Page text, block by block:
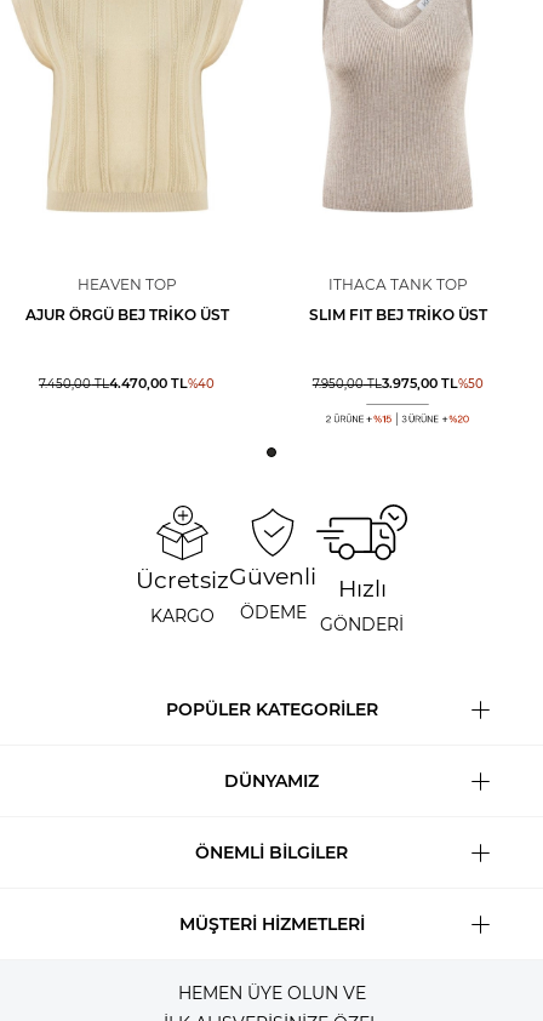
HEAVEN TOP
AJUR ÖRGÜ BEJ TRIKO ÜST
7.450,00TL4.470,00 TL%40
ITHACA TANK TOP
SLIM FIT BEJ TRIKO ÜST
7.950,00TL3.975,00TL%50
Ücretsiz
KARGO
Güvenli
ÖDEME
Hızlı
GÖNDERİ
POPÜLER KATEGORİLER
DÜNYAMIZ
ÖNEMLİ BİLGİLER
MÜŞTERİ HİZMETLERİ
HEMEN ÜYE OLUN VE